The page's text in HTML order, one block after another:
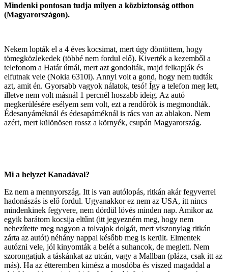
Mindenki pontosan tudja milyen a közbiztonság otthon
(Magyarországon).
Nekem lopták el a 4 éves kocsimat, mert úgy döntöttem, hogy
tömegközlekedek (többé nem fordul elő). Kiverték a kezemből a
telefonom a Határ útnál, mert azt gondolták, majd felkapják és
elfutnak vele (Nokia 6310i). Annyi volt a gond, hogy nem tudták
azt, amit én. Gyorsabb vagyok nálatok, tesó! Így a telefon meg lett,
illetve nem volt másnál 1 percnél hoszabb ideig. Az autó
megkerülésére esélyem sem volt, ezt a rendőrök is megmondták.
Édesanyáméknál és édesapáméknál is rács van az ablakon. Nem
azért, mert különösen rossz a környék, csupán Magyarország.
Mi a helyzet Kanadával?
Ez nem a mennyország. Itt is van autólopás, ritkán akár fegyverrel
hadonászás is elő fordul. Ugyanakkor ez nem az USA, itt nincs
mindenkinek fegyvere, nem dördül lövés minden nap. Amikor az
egyik barátom kocsija eltűnt (itt jegyezném meg, hogy nem
nehezítette meg nagyon a tolvajok dolgát, mert viszonylag ritkán
zárta az autót) néhány nappal később meg is került. Elmentek
autózni vele, jól kinyomták a belét a suhancok, de meglett. Nem
szorongatjuk a táskánkat az utcán, vagy a Mallban (pláza, csak itt az
más). Ha az étteremben kimész a mosdóba és viszed magaddal a